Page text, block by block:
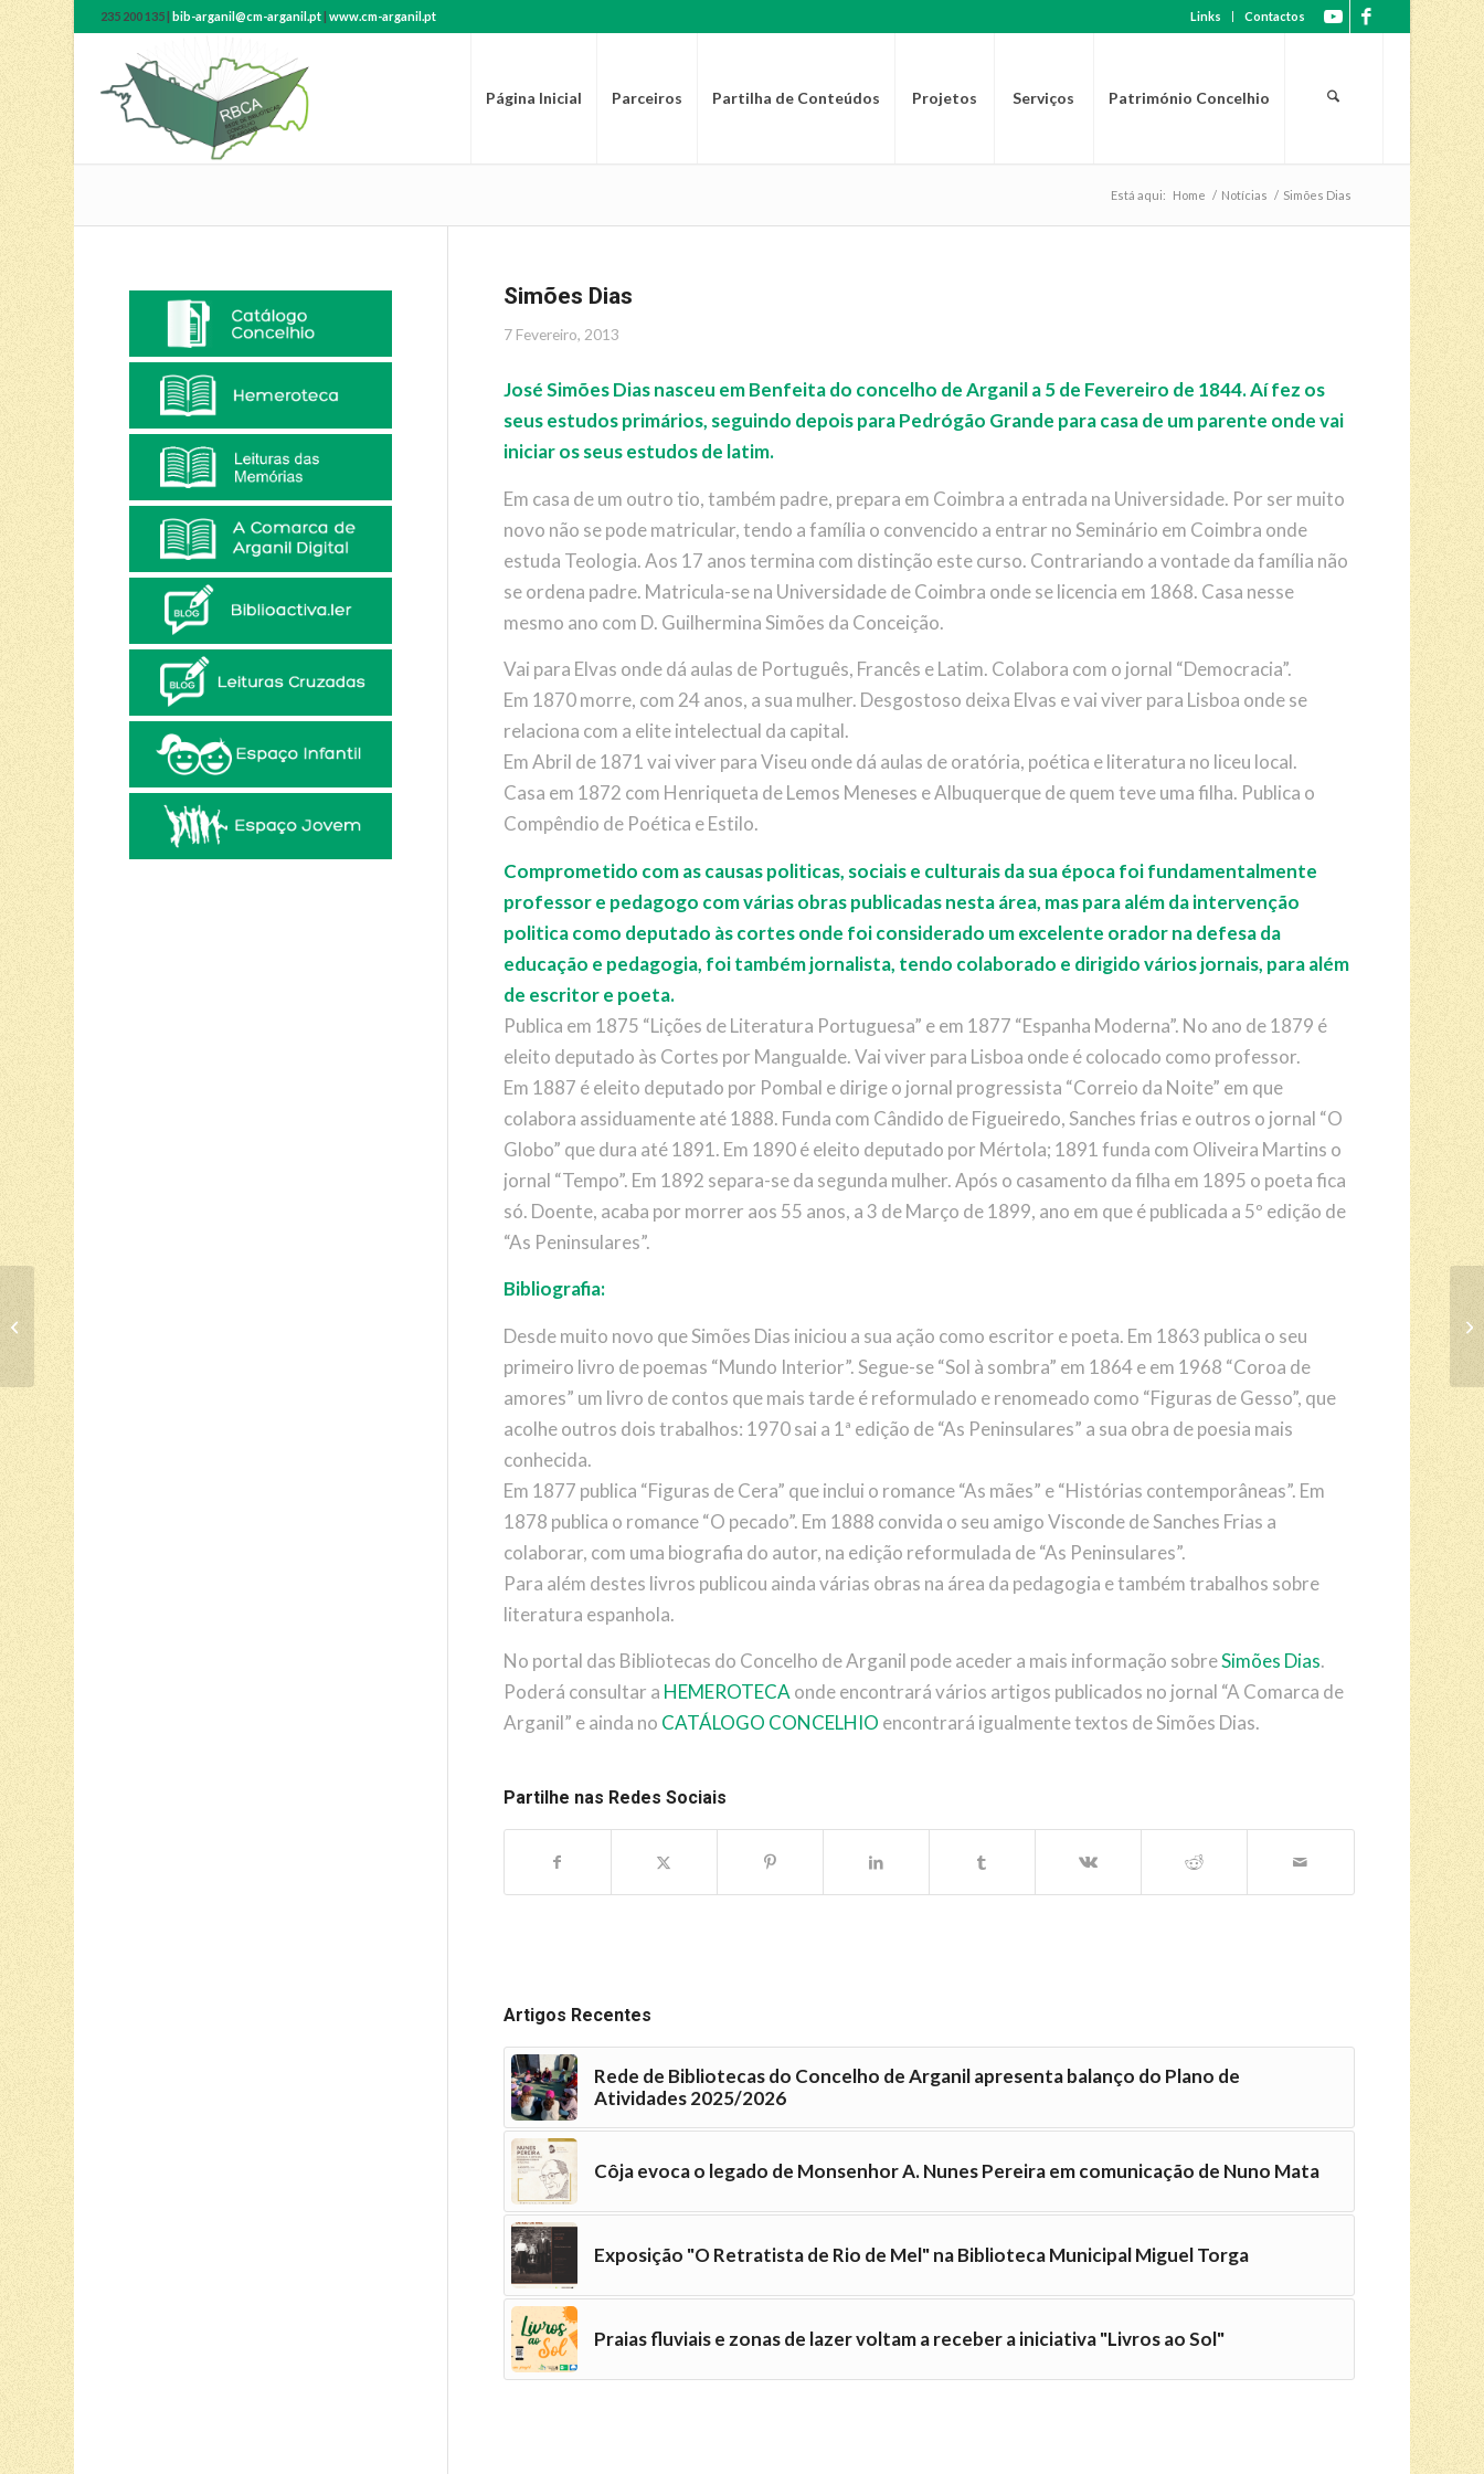
Links Contactos
235 200 135 |bib-arganil@cm-arganil.pt|www.cm-arganil.pt
Página Inicial Parceiros Partilha de Conteúdos Projetos Serviços Património Concelhio
Está aqui: Home / Notícias / Simões Dias
Simões Dias
7 Fevereiro, 2013
José Simões Dias nasceu em Benfeita do concelho de Arganil a 5 de Fevereiro de 1844. Aí fez os
seus estudos primários, seguindo depois para Pedrógão Grande para casa de um parente onde vai
iniciar os seus estudos de latim.
Em casa de um outro tio, também padre, prepara em Coimbra a entrada na Universidade. Por ser muito
novo não se pode matricular, tendo a família o convencido a entrar no Seminário em Coimbra onde
estuda Teologia. Aos 17 anos termina com distinção este curso. Contrariando a vontade da família não
se ordena padre. Matricula-se na Universidade de Coimbra onde se licencia em 1868. Casa nesse
mesmo ano com D. Guilhermina Simões da Conceição.
Vai para Elvas onde dá aulas de Português, Francês e Latim. Colabora com o jornal “Democracia”.
Em 1870 morre, com 24 anos, a sua mulher. Desgostoso deixa Elvas e vai viver para Lisboa onde se
relaciona com a elite intelectual da capital.
Em Abril de 1871 vai viver para Viseu onde dá aulas de oratória, poética e literatura no liceu local.
Casa em 1872 com Henriqueta de Lemos Meneses e Albuquerque de quem teve uma filha. Publica o
Compêndio de Poética e Estilo.
Comprometido com as causas politicas, sociais e culturais da sua época foi fundamentalmente
professor e pedagogo com várias obras publicadas nesta área, mas para além da intervenção
politica como deputado às cortes onde foi considerado um excelente orador na defesa da
educação e pedagogia, foi também jornalista, tendo colaborado e dirigido vários jornais, para além
de escritor e poeta.
Publica em 1875 “Lições de Literatura Portuguesa” e em 1877 “Espanha Moderna”. No ano de 1879 é
eleito deputado às Cortes por Mangualde. Vai viver para Lisboa onde é colocado como professor.
Em 1887 é eleito deputado por Pombal e dirige o jornal progressista “Correio da Noite” em que
colabora assiduamente até 1888. Funda com Cândido de Figueiredo, Sanches frias e outros o jornal “O
Globo” que dura até 1891. Em 1890 é eleito deputado por Mértola; 1891 funda com Oliveira Martins o
jornal “Tempo”. Em 1892 separa-se da segunda mulher. Após o casamento da filha em 1895 o poeta fica
só. Doente, acaba por morrer aos 55 anos, a 3 de Março de 1899, ano em que é publicada a 5º edição de
“As Peninsulares”.
Bibliografia:
Desde muito novo que Simões Dias iniciou a sua ação como escritor e poeta. Em 1863 publica o seu
primeiro livro de poemas “Mundo Interior”. Segue-se “Sol à sombra” em 1864 e em 1968 “Coroa de
amores” um livro de contos que mais tarde é reformulado e renomeado como “Figuras de Gesso”, que
acolhe outros dois trabalhos: 1970 sai a 1ª edição de “As Peninsulares” a sua obra de poesia mais
conhecida.
Em 1877 publica “Figuras de Cera” que inclui o romance “As mães” e “Histórias contemporâneas”. Em
1878 publica o romance “O pecado”. Em 1888 convida o seu amigo Visconde de Sanches Frias a
colaborar, com uma biografia do autor, na edição reformulada de “As Peninsulares”.
Para além destes livros publicou ainda várias obras na área da pedagogia e também trabalhos sobre
literatura espanhola.
No portal das Bibliotecas do Concelho de Arganil pode aceder a mais informação sobreSimões Dias.
Poderá consultar a HEMEROTECA onde encontrará vários artigos publicados no jornal “A Comarca de
Arganil” e ainda no CATÁLOGO CONCELHIO encontrará igualmente textos de Simões Dias.
Partilhe nas Redes Sociais
Artigos Recentes
Rede de Bibliotecas do Concelho de Arganil apresenta balanço do Plano de
Atividades 2025/2026
Côja evoca o legado de Monsenhor A. Nunes Pereira em comunicação de Nuno Mata
Exposição "O Retratista de Rio de Mel" na Biblioteca Municipal Miguel Torga
Praias fluviais e zonas de lazer voltam a receber a iniciativa "Livros ao Sol"